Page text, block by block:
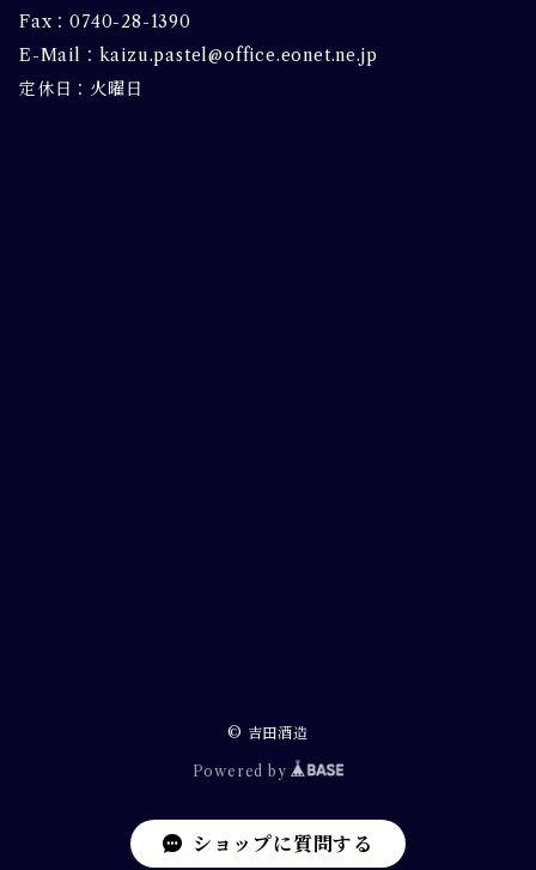
Fax：0740-28-1390
E-Mail： kaizu.pastel@office.eonet.ne.jp
定休日：火曜日
© 吉田酒造
Powered by
ショップに質問する